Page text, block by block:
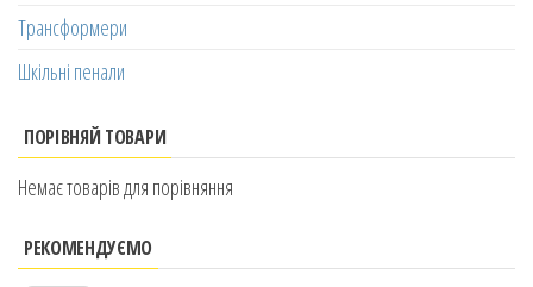
Трансформери
Шкільні пенали
ПОРІВНЯЙ ТОВАРИ
Немає товарів для порівняння
РЕКОМЕНДУЄМО